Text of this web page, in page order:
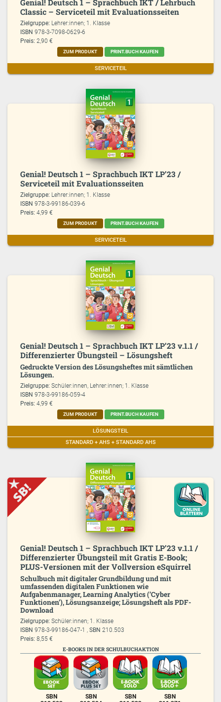
Classic – Serviceteil mit Evaluationsseiten
Zielgruppe: Lehrer:innen; 1. Klasse
ISBN978-3-7098-0629-6
Preis: 2,90 €
ZUM PRODUKT PRINT.BUCH KAUFEN
SERVICETEIL
Genial! Deutsch 1 – Sprachbuch IKT LP’23 /
Serviceteil mit Evaluationsseiten
Zielgruppe: Lehrer:innen; 1. Klasse
ISBN978-3-99186-039-6
Preis: 4,99 €
ZUM PRODUKT PRINT.BUCH KAUFEN
SERVICETEIL
Genial! Deutsch 1 – Sprachbuch IKT LP’23 v.1.1 /
Differenzierter Übungsteil – Lösungsheft
Gedruckte Version des Lösungsheftes mit sämtlichen
Lösungen.
Zielgruppe:Schüler:innen, Lehrer:innen; 1. Klasse
ISBN978-3-99186-059-4
Preis: 4,99 €
ZUM PRODUKT PRINT.BUCH KAUFEN
LÖSUNGSTEIL
STANDARD + AHS + STANDARD AHS
Genial! Deutsch 1 – Sprachbuch IKT LP’23 v.1.1 /
Differenzierter Übungsteil mit Gratis E-Book;
PLUS-Versionen mit der Vollversion eSquirrel
Schulbuch mit digitaler Grundbildung und mit
umfassenden digitalen Funktionen wie
Aufgabenmanager, Learning Analytics (’Cyber
Funktionen’), Lösungsanzeige; Lösungsheft als PDF-
Download
Zielgruppe:Schüler:innen; 1. Klasse
ISBN978-3-99186-047-1 ,SBN210.503
Preis: 8,55 €
E-BOOKS IN DER SCHULBUCHAKTION
SBN
SBN
SBN
SBN